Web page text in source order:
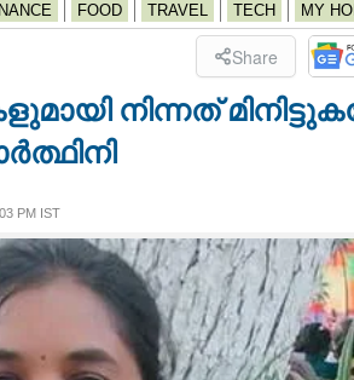
FOOD TRAVEL TECH MY
Share
നിന്നത്
PM IST